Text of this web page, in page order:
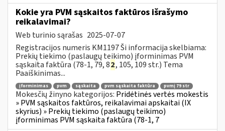
Kokie yra PVM sąskaitos faktūros išrašymo
reikalavimai?
Web turinio sąrašas 2025-07-07
Registracijos numeris KM1197 Ši informacija skelbiama:
Prekių tiekimo (paslaugų teikimo) įforminimas PVM
sąskaita faktūra (78-1, 79, 82, 105, 109 str.) Tema
Paaiškinimas...
įforminimas pvm sąskaita pvm sąskaita faktūra pvmį 79 str
Mokesčių žinyno kategorijos: Pridėtinės vertės mokestis
» PVM sąskaitos faktūros, reikalavimai apskaitai (IX
skyrius) » Prekių tiekimo (paslaugų teikimo)
įforminimas PVM sąskaita faktūra (78-1, 7